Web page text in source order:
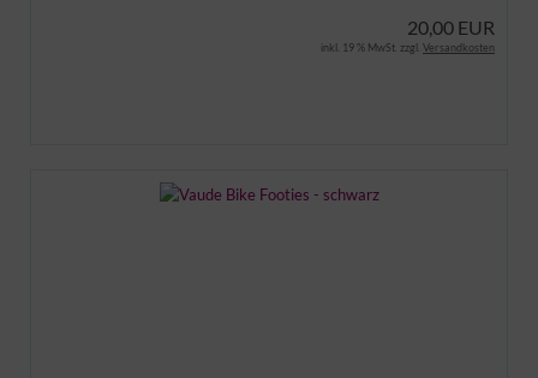
20,00 EUR
inkl. 19 % MwSt. zzgl. Versandkosten